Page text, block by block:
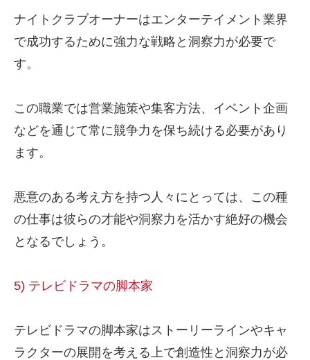
ナイトクラブオーナーはエンターテイメント業界
で成功するために強力な戦略と洞察力が必要で
す。
この職業では営業施策や集客方法、イベント企画
などを通じて常に競争力を保ち続ける必要があり
ます。
悪意のある考え方を持つ人々にとっては、この種
の仕事は彼らの才能や洞察力を活かす絶好の機会
となるでしょう。
5) テレビドラマの脚本家
テレビドラマの脚本家はストーリーラインやキャ
ラクターの展開を考える上で創造性と洞察力が必